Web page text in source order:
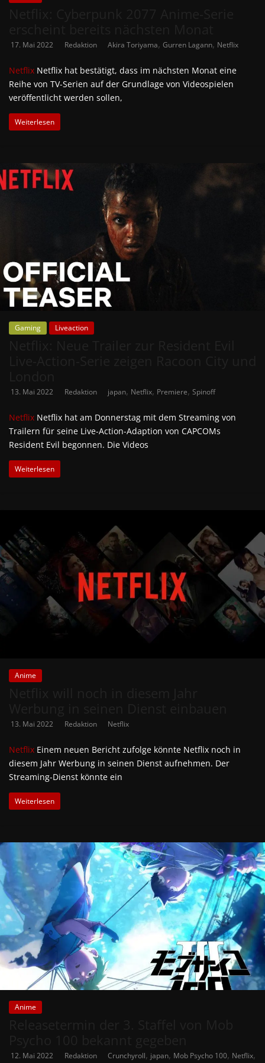
17. Mai 2022 Redaktion Akira Toriyama, Gurren Lagann, Netflix
Netflix Netflix hat bestätigt, dass im nächsten Monat eine
Reihe von TV-Serien auf der Grundlage von Videospielen
veröffentlicht werden sollen,
Weiterlesen
Gaming Liveaction
13. Mai 2022 Redaktion japan, Netflix, Premiere, Spinoff
Netflix Netflix hat am Donnerstag mit dem Streaming von
Trailern für seine Live-Action-Adaption von CAPCOMs
Resident Evil begonnen. Die Videos
Weiterlesen
Anime
13. Mai 2022 Redaktion Netflix
Netflix Einem neuen Bericht zufolge könnte Netflix noch in
diesem Jahr Werbung in seinen Dienst aufnehmen. Der
Streaming-Dienst könnte ein
Weiterlesen
Anime
12. Mai 2022 Redaktion Crunchyroll, japan, Mob Psycho 100, Netflix,